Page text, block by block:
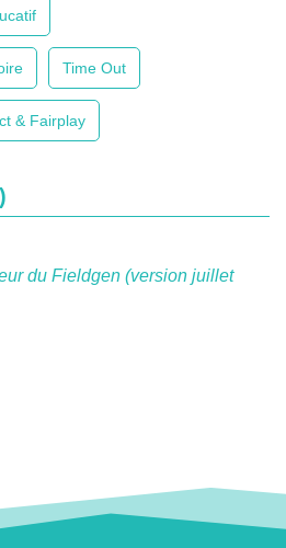
Time Out
& Fairplay
du Fieldgen (version juillet